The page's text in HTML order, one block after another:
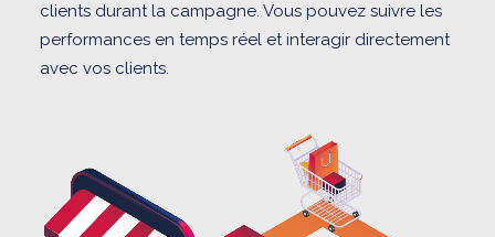
clients durant la campagne. Vous pouvez suivre les
performances en temps réel et interagir directement
avec vos clients.